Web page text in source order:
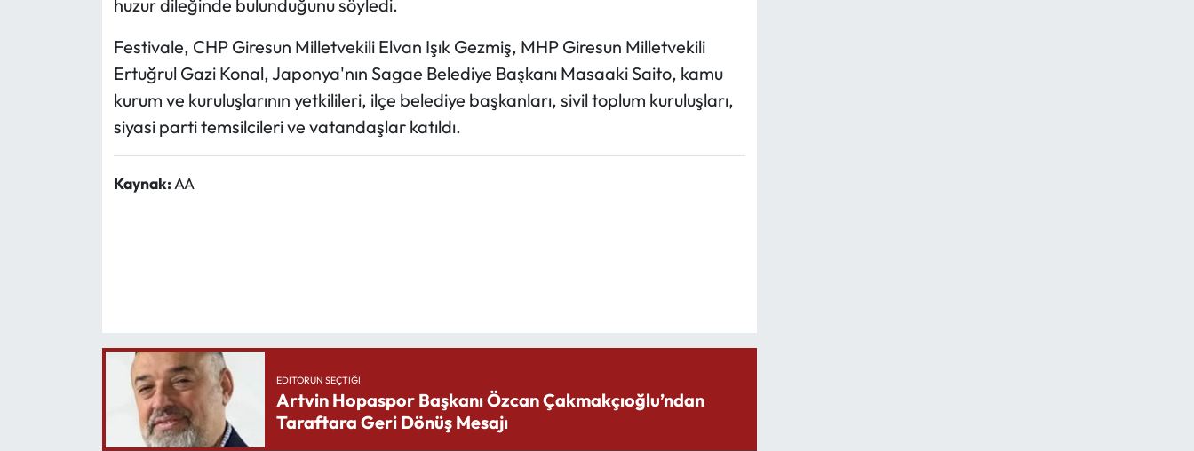
huzur dileğinde bulunduğunu söyledi.
Festivale, CHP Giresun Milletvekili Elvan Işık Gezmiş, MHP Giresun Milletvekili
Ertuğrul Gazi Konal, Japonya'nın Sagae Belediye Başkanı Masaaki Saito, kamu
kurum ve kuruluşlarının yetkilileri, ilçe belediye başkanları, sivil toplum kuruluşları,
siyasi parti temsilcileri ve vatandaşlar katıldı.
Kaynak:AA
EDITÖRÜN SEÇTIĞI
Artvin Hopaspor Başkanı Özcan Çakmakçıoğlu’ndan
Taraftara Geri Dönüş Mesajı